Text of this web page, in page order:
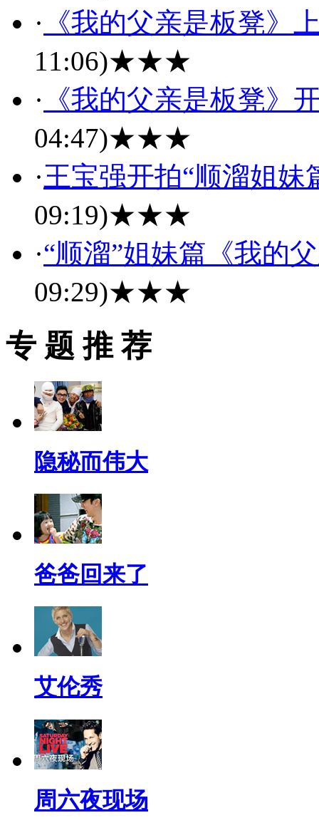
· 《我的父亲是板凳》
11:06)★★★
· 《我的父亲是板凳》
04:47)★★★
·王宝强开拍“顺溜姐妹
09:19)★★★
·“顺溜”姐妹篇《我的
09:29)★★★
专 题 推 荐
隐秘而伟大
爸爸回来了
艾伦秀
周六夜现场